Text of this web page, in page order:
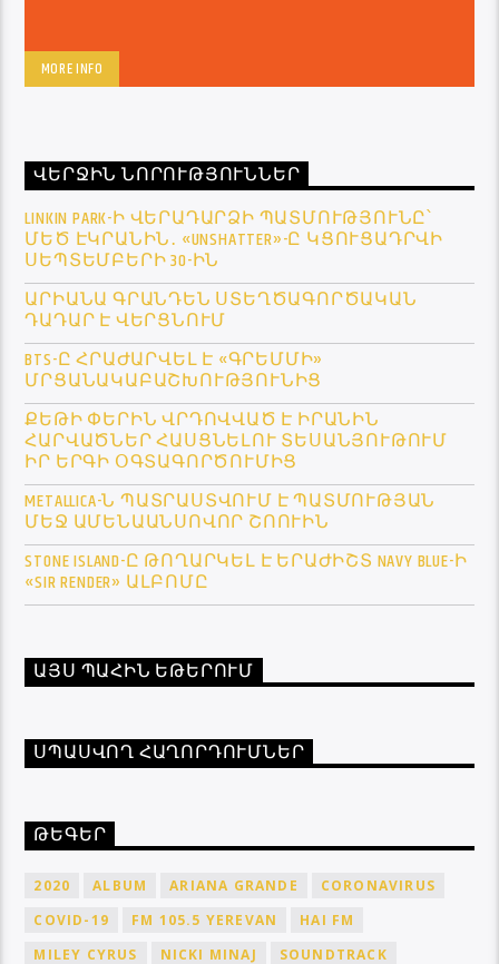
MORE INFO
ՎԵՐՋԻՆ ՆՈՐՈՒԹՅՈՒՆՆԵՐ
LINKIN PARK-Ի ՎԵՐԱԴԱՐՁԻ ՊԱՏՄՈՒԹՅՈՒՆԸ՝
ՄԵԾ ԷԿՐԱՆԻՆ․ «UNSHATTER»-Ը ԿՑՈՒՑԱԴՐՎԻ
ՍԵՊՏԵՄԲԵՐԻ 30-ԻՆ
ԱՐԻԱՆԱ ԳՐԱՆԴԵՆ ՍՏԵՂԾԱԳՈՐԾԱԿԱՆ
ԴԱԴԱՐ Է ՎԵՐՑՆՈՒՄ
BTS-Ը ՀՐԱԺԱՐՎԵԼ Է «ԳՐԵՄՄԻ»
ՄՐՑԱՆԱԿԱԲԱՇԽՈՒԹՅՈՒՆԻՑ
ՔԵԹԻ ՓԵՐԻՆ ՎՐԴՈՎՎԱԾ Է ԻՐԱՆԻՆ
ՀԱՐՎԱԾՆԵՐ ՀԱՍՑՆԵԼՈՒ ՏԵՍԱՆՅՈՒԹՈՒՄ
ԻՐ ԵՐԳԻ ՕԳՏԱԳՈՐԾՈՒՄԻՑ
METALLICA-Ն ՊԱՏՐԱՍՏՎՈՒՄ Է ՊԱՏՄՈՒԹՅԱՆ
ՄԵՋ ԱՄԵՆԱԱՆՍՈՎՈՐ ՇՈՈՒԻՆ
STONE ISLAND-Ը ԹՈՂԱՐԿԵԼ Է ԵՐԱԺԻՇՏ NAVY BLUE-Ի
«SIR RENDER» ԱԼԲՈՄԸ
ԱՅՍ ՊԱՀԻՆ ԵԹԵՐՈՒՄ
ՍՊԱՍՎՈՂ ՀԱՂՈՐԴՈՒՄՆԵՐ
ԹԵԳԵՐ
2020 ALBUM ARIANA GRANDE
CORONAVIRUS
COVID-19
FM 105.5 YEREVAN
HAI FM
MILEY CYRUS
NICKI MINAJ SOUNDTRACK